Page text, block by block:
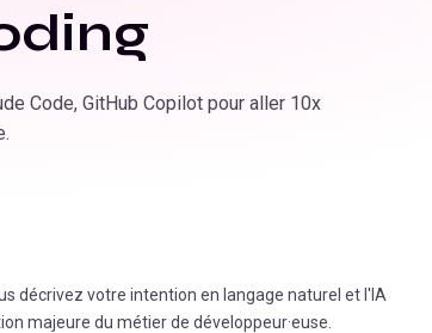
Code, GitHub Copilot pour aller 10x
décrivez votre intention en langage naturel et l'IA
majeure du métier de développeur·euse.